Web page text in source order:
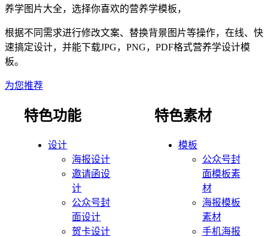
养学图片大全，选择你喜欢的营养学模板，
根据不同需求进行修改文案、替换背景图片等操作，在线、快
速搞定设计，并能下载JPG，PNG，PDF格式营养学设计模
板。
为您推荐
特色功能
设计
海报设计
邀请函设
计
公众号封
面设计
贺卡设计
特色素材
模板
公众号封
面模板素
材
海报模板
素材
手机海报